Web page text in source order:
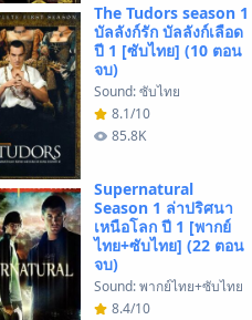
The Tudors season 1
บัลลังก์รัก บัลลังก์เลือด
ปี 1 [ซับไทย] (10 ตอน
จบ)
Sound: ซับไทย
8.1/10
85.8K
Supernatural
Season 1 ล่าปริศนา
เหนือโลก ปี 1 [พากย์
ไทย+ซับไทย] (22 ตอน
จบ)
Sound: พากย์ไทย+ซับไทย
8.4/10